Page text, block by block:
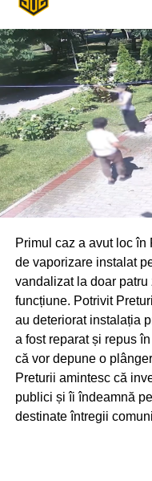
Primul caz a avut loc în
de vaporizare instalat
vandalizat la doar
funcțiune. Potrivit
au deteriorat instalația
a fost reparat și repus
că vor depune o
Preturii amintesc că
publici și îi îndeamnă
destinate întregii